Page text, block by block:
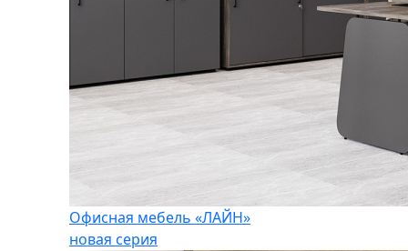
Офисная мебель «ЛАЙН»
новая серия